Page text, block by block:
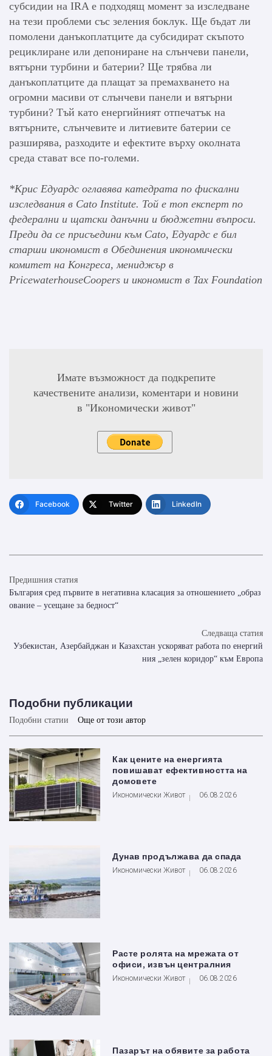
субсидии на IRA е подходящ момент за изследване
на тези проблеми със зеления боклук. Ще бъдат ли
помолени данъкоплатците да субсидират скъпото
рециклиране или депониране на слънчеви панели,
вятърни турбини и батерии? Ще трябва ли
данъкоплатците да плащат за премахването на
огромни масиви от слънчеви панели и вятърни
турбини? Тъй като енергийният отпечатък на
вятърните, слънчевите и литиевите батерии се
разширява, разходите и ефектите върху околната
среда стават все по-големи.
*Крис Едуардс оглавява катедрата по фискални
изследвания в Cato Institute. Той е топ експерт по
федерални и щатски данъчни и бюджетни въпроси.
Преди да се присъедини към Cato, Едуардс е бил
старши икономист в Обединения икономически
комитет на Конгреса, мениджър в
PricewaterhouseCoopers и икономист в Tax Foundation
Имате възможност да подкрепите
качествените анализи, коментари и новини
в "Икономически живот"
Facebook Twitter LinkedIn
Предишния статия
България сред първите в негативна класация за отношението „образ
ование – усещане за бедност“
Следваща статия
Узбекистан, Азербайджан и Казахстан ускоряват работа по енергий
ния „зелен коридор“ към Европа
Подобни публикации
Подобни статии Още от този автор
Как цените на енергията
повишават ефективността на
домовете
Икономически Живот 06.08.2026
Дунав продължава да спада
Икономически Живот 06.08.2026
Расте ролята на мрежата от
офиси, извън централния
Икономически Живот 06.08.2026
Пазарът на обявите за работа